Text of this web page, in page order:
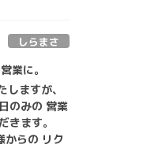
しらまさ
業に。
ますが、
のみの 営業
きます。
らの リク